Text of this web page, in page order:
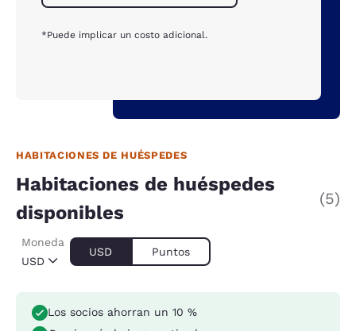
*Puede implicar un costo adicional.
HABITACIONES DE HUÉSPEDES
Habitaciones de huéspedes
disponibles
(5)
USD
Moneda
USD Puntos
Los socios ahorran un 10 %